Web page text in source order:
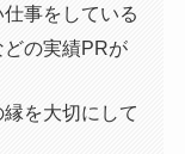
事をしている
の実績PRが
を大切にして